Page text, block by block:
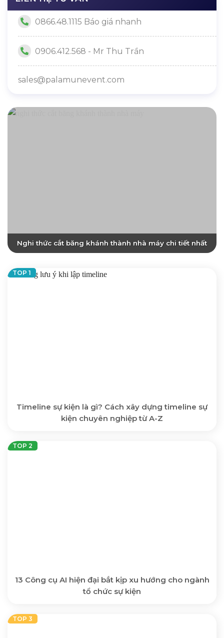
0866.48.1115 Báo giá nhanh
0906.412.568 - Mr Thu Trần
sales@palamunevent.com
Nghi thức cắt băng khánh thành nhà máy chi tiết nhất
Timeline sự kiện là gì? Cách xây dựng timeline sự
kiện chuyên nghiệp từ A-Z
13 Công cụ AI hiện đại bắt kịp xu hướng cho ngành
tổ chức sự kiện